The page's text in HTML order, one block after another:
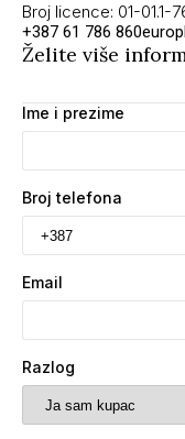
Broj licence: 01-01.1-
+387 61 786 860
Želite više
Ime i prezime
Broj telefona
Email
Razlog